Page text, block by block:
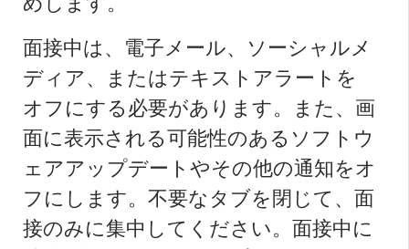
面接中は、電子メール、ソーシャルメ
ディア、またはテキストアラートを
オフにする必要があります。また、画
面に表示される可能性のあるソフトウ
ェアアップデートやその他の通知をオ
フにします。不要なタブを閉じて、面
接のみに集中してください。面接中に